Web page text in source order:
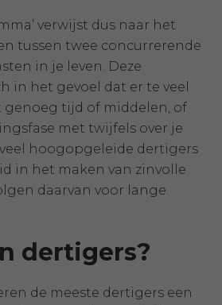
verwijst dus naar het
tussen twee concurrerende
in je leven. Deze
in het gevoel dat er te veel
genoeg tijd of middelen, of
met twijfels over je
hoogopgeleide dertigers
in het maken van zinvolle
daarvan voor lange
dertigers?
de meeste dertigers een